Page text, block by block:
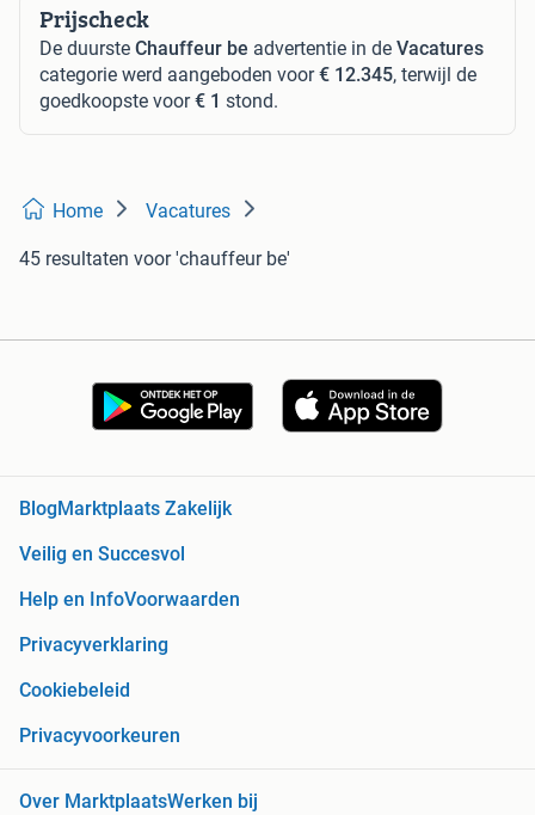
Prijscheck
De duurste Chauffeur be advertentie in de Vacatures
categorie werd aangeboden voor€ 12.345, terwijl de
goedkoopste voor€ 1 stond.
Home Vacatures
45 resultaten voor 'chauffeur be'
Blog Marktplaats Zakelijk
Veilig en Succesvol
Help en InfoVoorwaarden
Privacyverklaring
Cookiebeleid
Privacyvoorkeuren
Over MarktplaatsWerken bij